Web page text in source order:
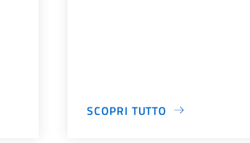
SCOPRI TUTTO